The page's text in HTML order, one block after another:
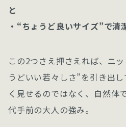
と
・“ちょうど良いサイズ”で清
この2つさえ押さえれば、ニ
うどいい若々しさ”を引き出
く見せるのではなく、自然体
代手前の大人の強み。